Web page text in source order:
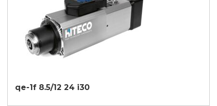
qe-1f 8.5/12 24 i30